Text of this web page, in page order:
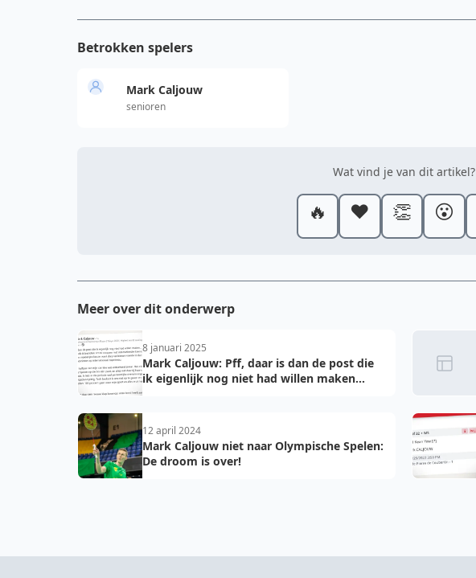
Betrokken spelers
Mark Caljouw
senioren
Wat vind je van dit artikel?
🔥 ❤️ 👏 😮
Meer over dit onderwerp
8 januari 2025
Mark Caljouw: Pff, daar is dan de post die
ik eigenlijk nog niet had willen maken...
12 april 2024
Mark Caljouw niet naar Olympische Spelen:
De droom is over!